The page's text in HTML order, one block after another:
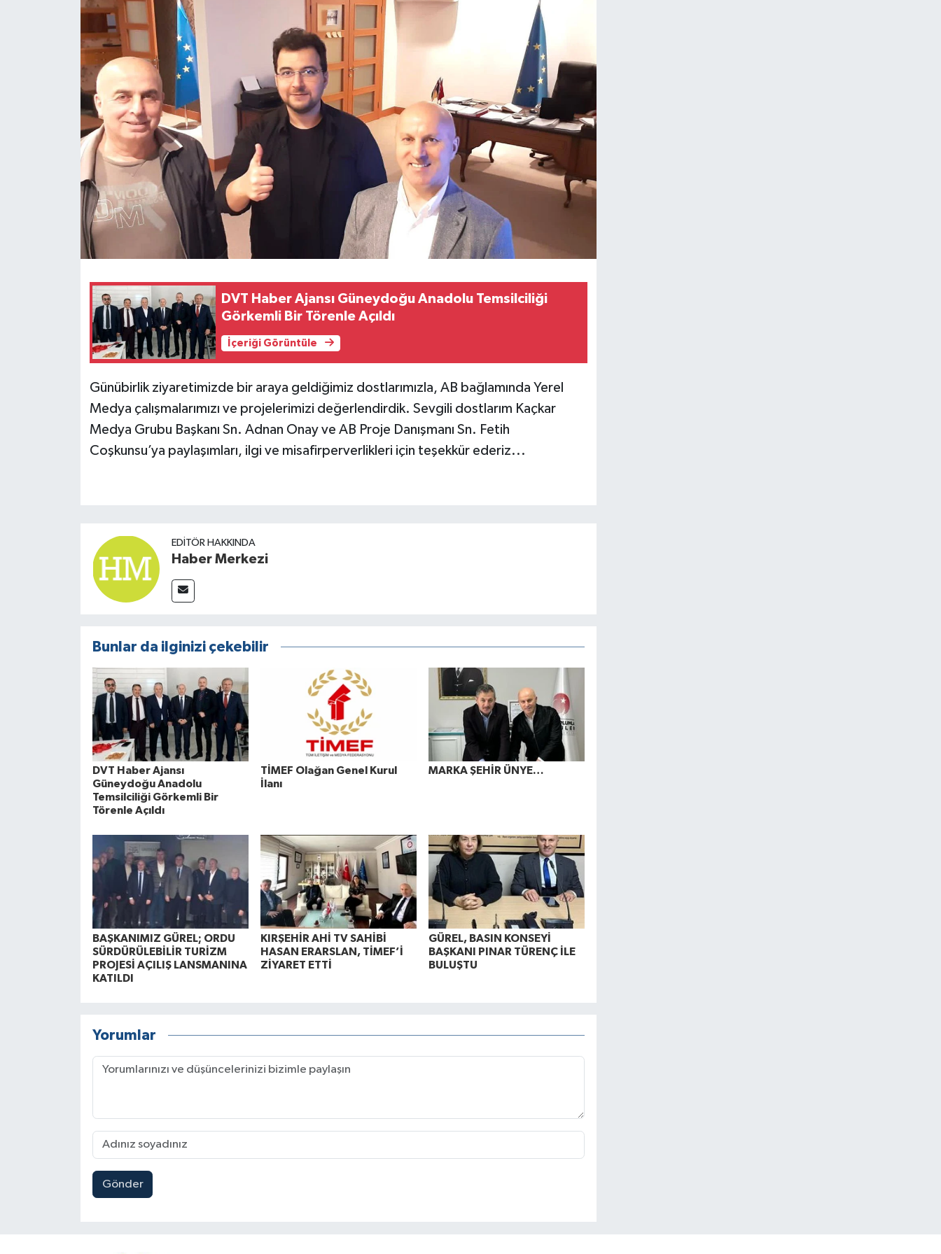
DVT Haber Ajansı Güneydoğu Anadolu Temsilciliği
Görkemli Bir Törenle Açıldı
İçeriği Görüntüle
Günübirlik ziyaretimizde bir araya geldiğimiz dostlarımızla, AB bağlamında Yerel
Medya çalışmalarımızı ve projelerimizi değerlendirdik. Sevgili dostlarım Kaçkar
Medya Grubu Başkanı Sn. Adnan Onay ve AB Proje Danışmanı Sn. Fetih
Coşkunsu’ya paylaşımları, ilgi ve misafirperverlikleri için teşekkür ederiz...
EDITÖR HAKKINDA
Haber Merkezi
Bunlar da ilginizi çekebilir
DVT Haber Ajansı
Güneydoğu Anadolu
Temsilciliği Görkemli Bir
Törenle Açıldı
TİMEF Olağan Genel Kurul
İlanı
MARKA ŞEHİR ÜNYE…
BAŞKANIMIZ GÜREL; ORDU
SÜRDÜRÜLEBİLİR TURİZM
PROJESİ AÇILIŞ LANSMANINA
KATILDI
KIRŞEHİR AHİ TV SAHİBİ
HASAN ERARSLAN, TİMEF’İ
ZİYARET ETTİ
GÜREL, BASIN KONSEYİ
BAŞKANI PINAR TÜRENÇ İLE
BULUŞTU
Yorumlar
Gönder
Konsorsiyum
PROJELER
PROJELER İNGİLİZCE
YEREL MEDYA RAPORU